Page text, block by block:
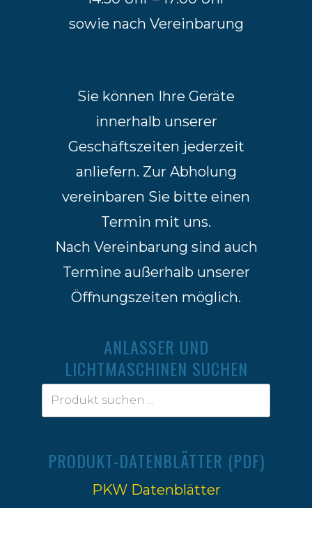
sowie nach Vereinbarung
Sie können Ihre Geräte
innerhalb unserer
Geschäftszeiten jederzeit
anliefern. Zur Abholung
vereinbaren Sie bitte einen
Termin mit uns.
Nach Vereinbarung sind auch
Termine außerhalb unserer
Öffnungszeiten möglich.
ANLASSER UND
LICHTMASCHINEN SUCHEN
PRODUKT-DATENBLÄTTER (PDF)
PKW Datenblätter